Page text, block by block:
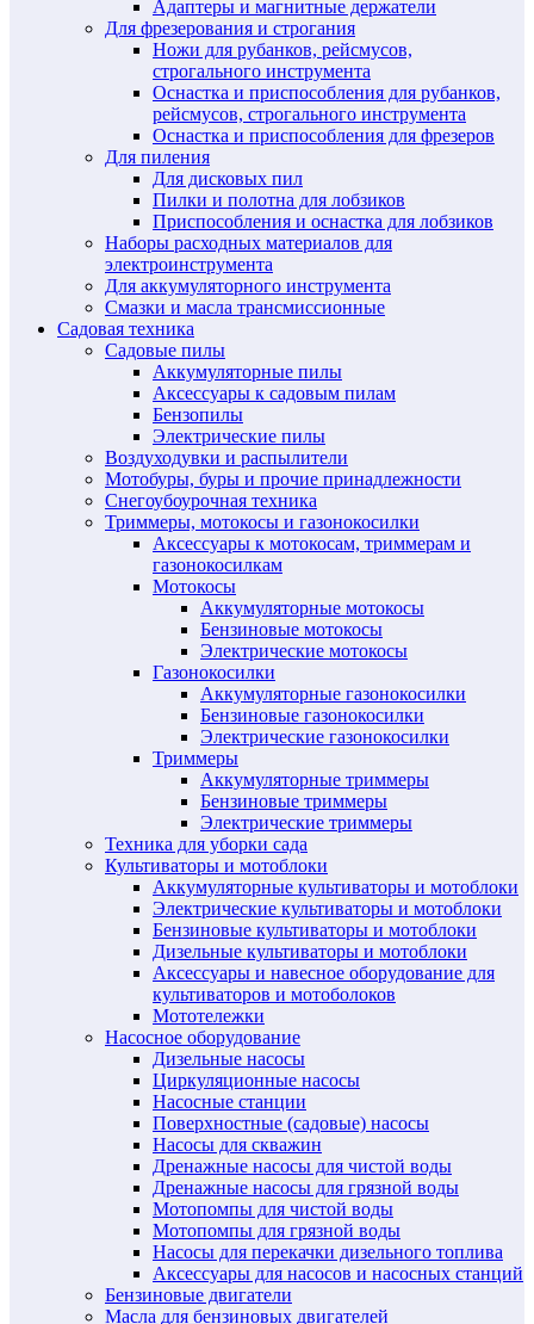
Адаптеры и магнитные держатели
Для фрезерования и строгания
Ножи для рубанков, рейсмусов,
строгального инструмента
Оснастка и приспособления для рубанков,
рейсмусов, строгального инструмента
Оснастка и приспособления для фрезеров
Для пиления
Для дисковых пил
Пилки и полотна для лобзиков
Приспособления и оснастка для лобзиков
Наборы расходных материалов для
электроинструмента
Для аккумуляторного инструмента
Смазки и масла трансмиссионные
Садовая техника
Садовые пилы
Аккумуляторные пилы
Аксессуары к садовым пилам
Бензопилы
Электрические пилы
Воздуходувки и распылители
Мотобуры, буры и прочие принадлежности
Снегоубоурочная техника
Триммеры, мотокосы и газонокосилки
Аксессуары к мотокосам, триммерам и
газонокосилкам
Мотокосы
Аккумуляторные мотокосы
Бензиновые мотокосы
Электрические мотокосы
Газонокосилки
Аккумуляторные газонокосилки
Бензиновые газонокосилки
Электрические газонокосилки
Триммеры
Аккумуляторные триммеры
Бензиновые триммеры
Электрические триммеры
Техника для уборки сада
Культиваторы и мотоблоки
Аккумуляторные культиваторы и мотоблоки
Электрические культиваторы и мотоблоки
Бензиновые культиваторы и мотоблоки
Дизельные культиваторы и мотоблоки
Аксессуары и навесное оборудование для
культиваторов и мотоболоков
Мототележки
Насосное оборудование
Дизельные насосы
Циркуляционные насосы
Насосные станции
Поверхностные (садовые) насосы
Насосы для скважин
Дренажные насосы для чистой воды
Дренажные насосы для грязной воды
Мотопомпы для чистой воды
Мотопомпы для грязной воды
Насосы для перекачки дизельного топлива
Аксессуары для насосов и насосных станций
Бензиновые двигатели
Масла для бензиновых двигателей